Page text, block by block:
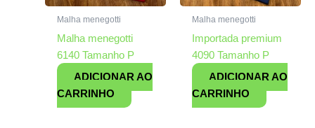
Malha menegotti
Malha menegotti
6140 Tamanho P
ADICIONAR AO
CARRINHO
Malha menegotti
Importada premium
4090 Tamanho P
ADICIONAR AO
CARRINHO